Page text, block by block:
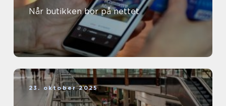
Når butikken bor på nettet
23. oktober 2025